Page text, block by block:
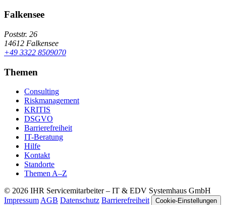
Falkensee
Poststr. 26
14612 Falkensee
+49 3322 8509070
Themen
Consulting
Riskmanagement
KRITIS
DSGVO
Barrierefreiheit
IT-Beratung
Hilfe
Kontakt
Standorte
Themen A–Z
© 2026 IHR Servicemitarbeiter – IT & EDV Systemhaus GmbH
ImpressumAGB Datenschutz Barrierefreiheit Cookie-Einstellungen